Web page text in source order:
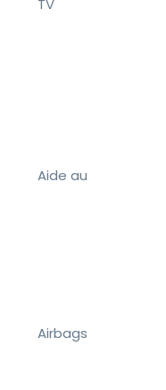
TV
Aide au
Airbags